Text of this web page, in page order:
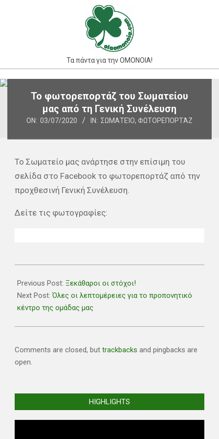
Τα πάντα για την ΟΜΟΝΟΙΑ!
Primary
NavigationΤο φωτορεπορτάζ του Σωματείου
μας από τη Γενική Συνέλευση
ON: 03/07/2020 IN: ΣΩΜΑΤΕΊΟ, ΦΩΤΟΡΕΠΟΡΤΆΖ
Το Σωματείο μας ανάρτησε στην επίσιμη του
σελίδα στο Facebook το φωτορεπορτάζ από την
προχθεσινή Γενική Συνέλευση.
Δείτε τις φωτογραφίες:
07-
03
Previous Post: Ξεκάθαροι οι στόχοι!
Next Post:Όλες οι λεπτομέρειες για το προπονητικό
κέντρο της ομάδας μας
Comments are closed, but trackbacks and pingbacks are
open.
HIGHLIGHTS